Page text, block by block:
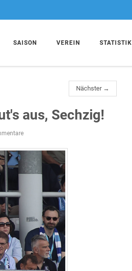
SAISON VEREIN STATISTIK
Nächster →
aus, Sechzig!